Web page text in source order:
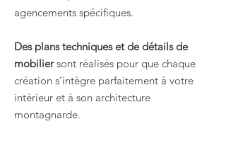
agencements spécifiques.
Des plans techniques et de détails de
mobiliersont réalisés pour que chaque
création s’intègre parfaitement à votre
intérieur et à son architecture
montagnarde.